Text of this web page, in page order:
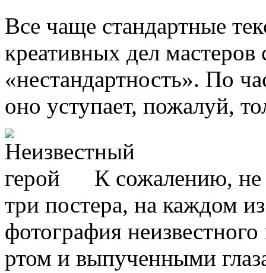
Все чаще стандартные
креативных дел мастеров
«нестандартность». По
оно уступает, пожалуй,
К сожалению, не
три постера, на каждом
фотография
ртом и выпученными